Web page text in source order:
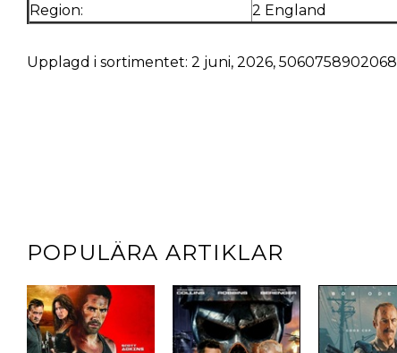
Region:
2 England
Upplagd i sortimentet: 2 juni, 2026, 5060758902068
POPULÄRA ARTIKLAR